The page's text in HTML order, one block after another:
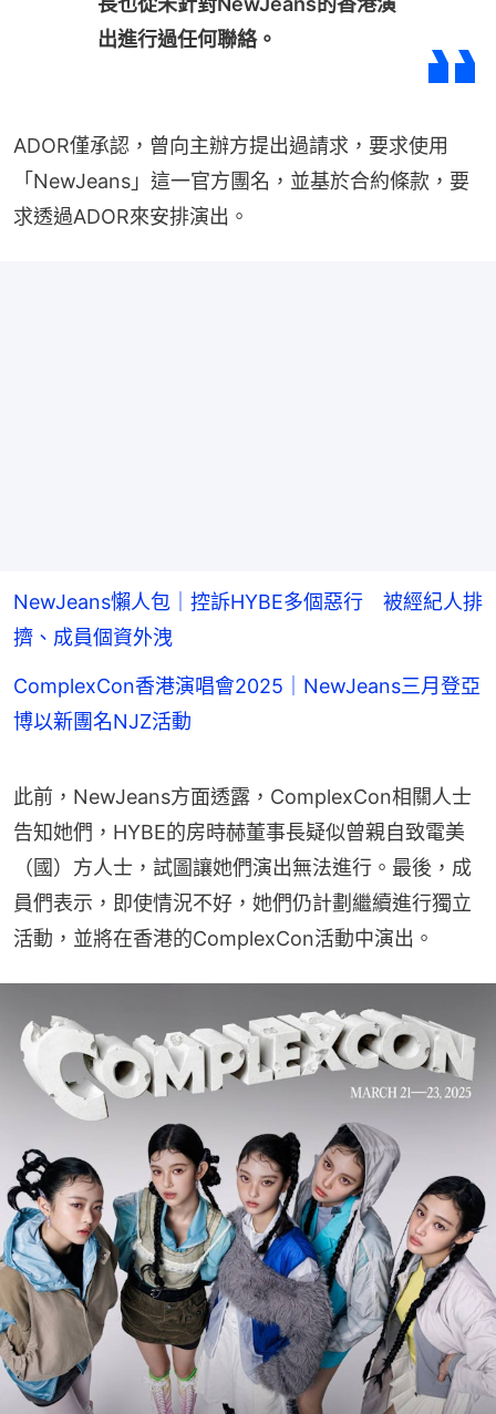
出進行過任何聯絡。
ADOR僅承認，曾向主辦方提出過請求，要求使用
「NewJeans」這一官方團名，並基於合約條款，要
求透過ADOR來安排演出。
NewJeans懶人包｜控訴HYBE多個惡行 被經紀人排
擠、成員個資外洩
ComplexCon香港演唱會2025｜NewJeans三月登亞
博以新團名NJZ活動
此前，NewJeans方面透露，ComplexCon相關人士
告知她們，HYBE的房時赫董事長疑似曾親自致電美
（國）方人士，試圖讓她們演出無法進行。最後，成
員們表示，即使情況不好，她們仍計劃繼續進行獨立
活動，並將在香港的ComplexCon活動中演出。